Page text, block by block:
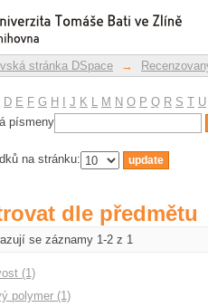
dle předmětu
DSpace/Manakin
stránka DSpace →
D E F G H J K L M N O P Q R S T U
písmeny
na stránku:
dle předmětu
se záznamy 1-2 z 1
(1)
polymer (1)